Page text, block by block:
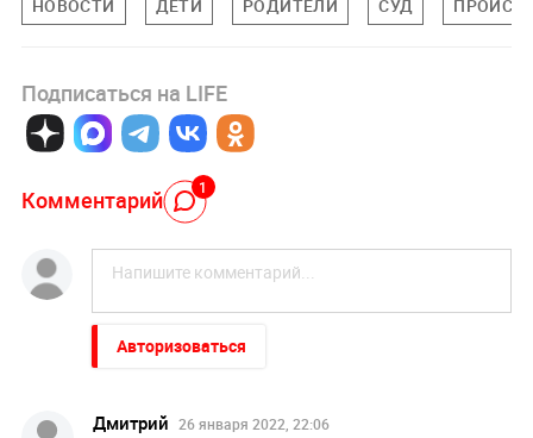
НОВОСТИ ДЕТИ РОДИТЕЛИ СУД
Подписаться на LIFE
Комментарий 1
Авторизоваться
Дмитрий 26 января 2022, 22:06